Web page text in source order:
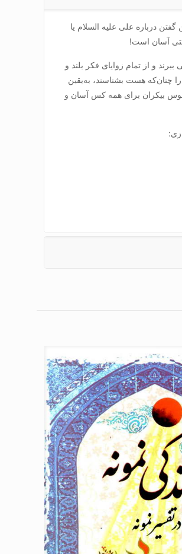
علیه السلام (جلد 15) – سخن گفتن درباره على علیه السلام يا
آسان است!
و از تمام زواياى فكر بلند و
را چنان‌كه هست بشناسند، به‌يقين
بيكران براى همه كس آسان و